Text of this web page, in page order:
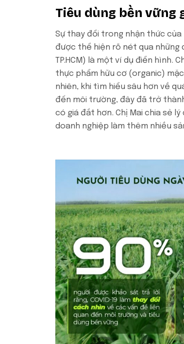
Tiêu dùng bền vững
Sự thay đổi trong nhận thức của
được thể hiện rõ nét qua những
TP.HCM) là một ví dụ điển hình.
thực phẩm hữu cơ (organic)
nhiên, khi tìm hiểu sâu hơn về
đến môi trường, đây đã trở
có giá đắt hơn. Chị Mai chia sẻ
doanh nghiệp làm thêm nhiều